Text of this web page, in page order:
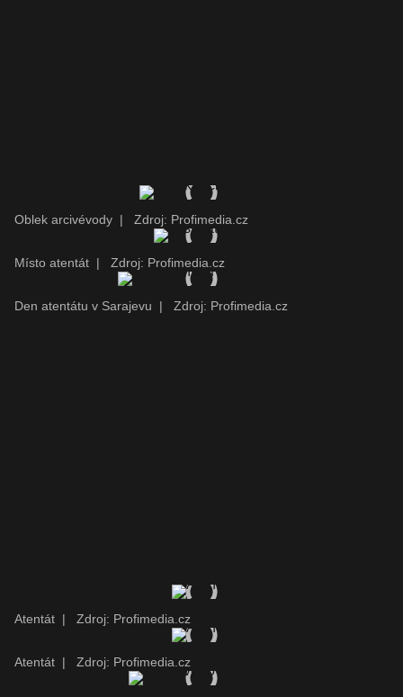
Oblek arcivévody | Zdroj: Profimedia.cz
Místo atentát | Zdroj: Profimedia.cz
Den atentátu v Sarajevu | Zdroj: Profimedia.cz
Atentát | Zdroj: Profimedia.cz
Atentát | Zdroj: Profimedia.cz